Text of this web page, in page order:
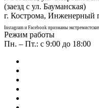
(заезд с ул. Бауманская)
г. Кострома, Инженерный
Instagram и Facebook признаны
Режим работы
Пн. – Пт.: с 9:00 до 18:00